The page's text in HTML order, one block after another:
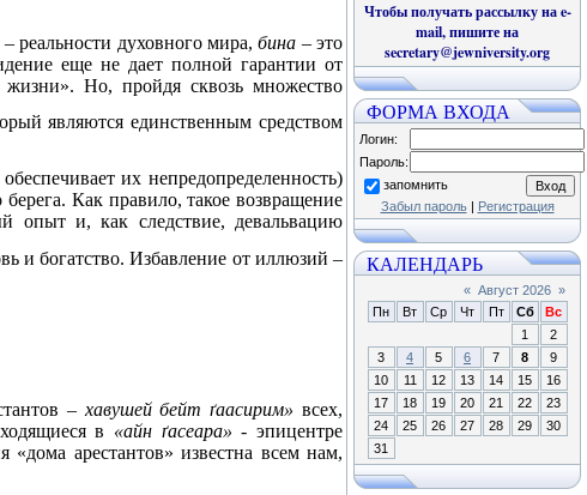
–реальности духовного мира,бина – это
еще не дает полной гарантии от
Но, пройдя сквозь множество
являются единственным средством
их непредопределенность)
Как правило, такое возвращение
опыт и, как следствие, девальвацию
и богатство. Избавление от иллюзий –
– хавушей бейтґаасирим» всех,
в «айн ґасеара» - эпицентре
арестантов» известна всем нам,
Чтобы получать рассылку на e-
mail, пишите на
secretary@jewniversity.org
ФОРМА ВХОДА
Логин:
Пароль:
запомнить
Забыл пароль| Регистрация
КАЛЕНДАРЬ
« Август 2026 »
Пн
Вт Ср Чт Пт Сб
Вс
1
2
3
4 5 6 7 8
9
10
11 12 13 14 15
16
17
18 19 20 21 22
23
24
25 26 27 28 29
30
31